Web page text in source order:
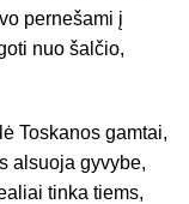
pernešami į
nuo šalčio,
Toskanos gamtai,
alsuoja gyvybe,
tinka tiems,